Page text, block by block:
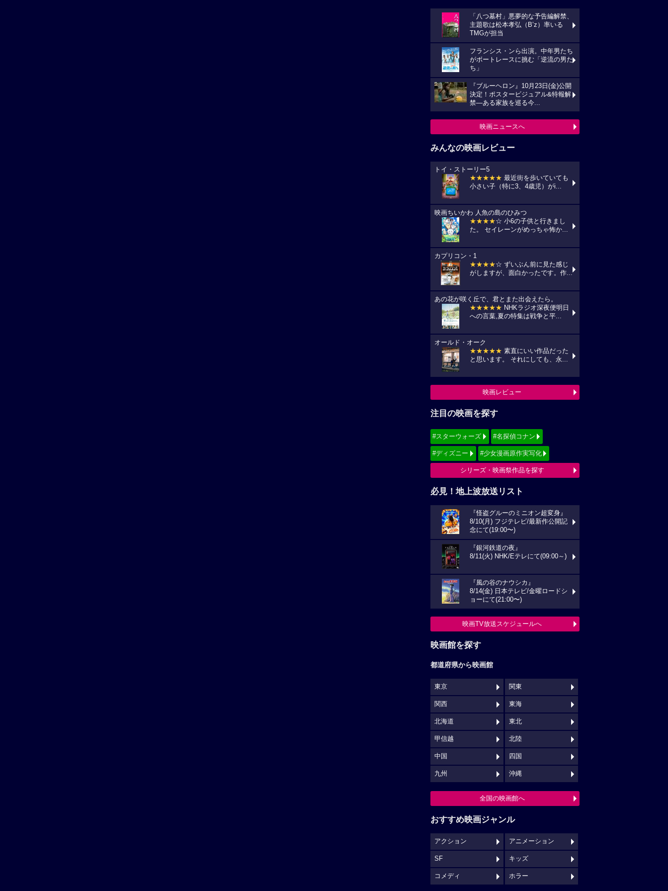
「八つ墓村」悪夢的な予告編解禁、
主題歌は松本孝弘（B’z）率いる
TMGが担当
フランシス・ンら出演。中年男たち
がボートレースに挑む「逆流の男た
ち」
『ブルーヘロン』10月23日(金)公開
決定！ポスタービジュアル&特報解
禁―ある家族を巡る今...
映画ニュースへ
みんなの映画レビュー
トイ・ストーリー5
★★★★★ 最近街を歩いていても
小さい子（特に3、4歳児）がi...
映画ちいかわ 人魚の島のひみつ
★★★★☆ 小6の子供と行きまし
た。 セイレーンがめっちゃ怖か...
カプリコン・1
★★★★☆ ずいぶん前に見た感じ
がしますが、面白かったです。作...
あの花が咲く丘で、君とまた出会えたら。
★★★★★ NHKラジオ深夜便明日
への言葉,夏の特集は戦争と平...
オールド・オーク
★★★★★ 素直にいい作品だった
と思います。 それにしても、永...
映画レビュー
注目の映画を探す
#スターウォーズ #名探偵コナン
#ディズニー #少女漫画原作実写化
シリーズ・映画祭作品を探す
必見！地上波放送リスト
『怪盗グルーのミニオン超変身』
8/10(月) フジテレビ/最新作公開記
念にて(19:00〜)
『銀河鉄道の夜』
8/11(火) NHK/Eテレにて(09:00～)
『風の谷のナウシカ』
8/14(金) 日本テレビ/金曜ロードシ
ョーにて(21:00〜)
映画TV放送スケジュールへ
映画館を探す
都道府県から映画館
東京 関東
関西 東海
北海道 東北
甲信越 北陸
中国 四国
九州 沖縄
全国の映画館へ
おすすめ映画ジャンル
アクション アニメーション
SF キッズ
コメディ ホラー